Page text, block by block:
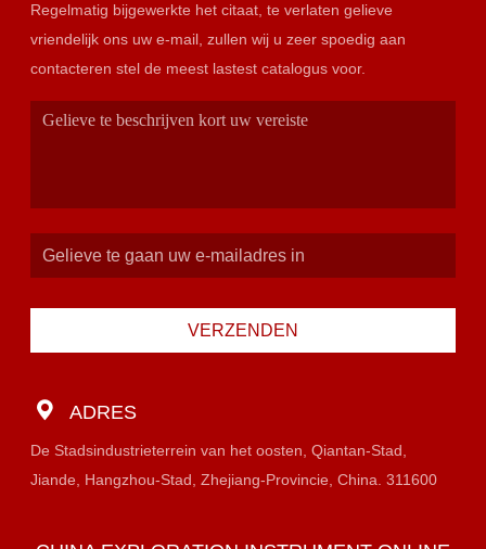
Regelmatig bijgewerkte het citaat, te verlaten gelieve
vriendelijk ons uw e-mail, zullen wij u zeer spoedig aan
contacteren stel de meest lastest catalogus voor.
VERZENDEN
ADRES
De Stadsindustrieterrein van het oosten, Qiantan-Stad,
Jiande, Hangzhou-Stad, Zhejiang-Provincie, China. 311600